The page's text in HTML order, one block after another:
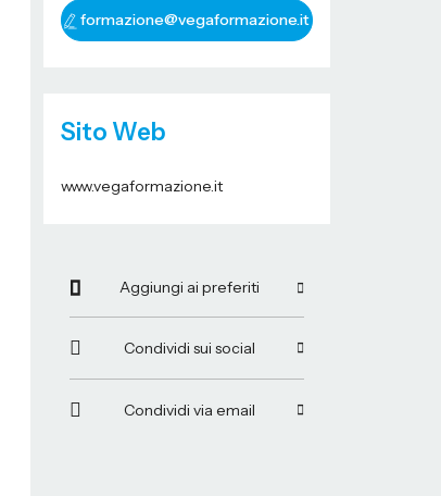
formazione@vegaformazione.it
Sito Web
www.vegaformazione.it
Aggiungi ai preferiti
Condividi sui social
Condividi via email